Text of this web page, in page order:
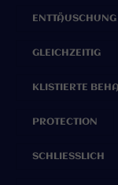
ENTTÄUSCHUNG
GLEICHZEITIG
KLISTIERTE
PROTECTION
SCHLIESSLICH